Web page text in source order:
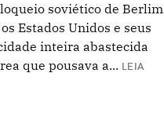
soviético de Berlim
Estados Unidos e seus
inteira abastecida
que pousava a... LEIA